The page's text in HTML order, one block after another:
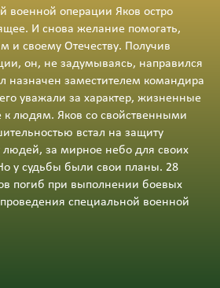
военной операции Яков остро
И снова желание помогать,
и своему Отечеству. Получив
он, не задумываясь, направился
назначен заместителем командира
уважали за характер, жизненные
к людям. Яков со свойственными
встал на защиту
людей, за мирное небо для своих
у судьбы были свои планы. 28
погиб при выполнении боевых
специальной военной